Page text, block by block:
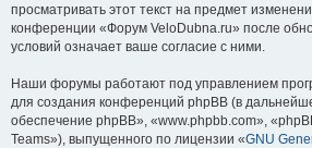
просматривать этот текст на предмет
конференции «Форум VeloDubna.ru» после
условий означает ваше согласие с ними.
Наши форумы работают под управлением
для создания конференций phpBB (в
обеспечение phpBB», «www.phpbb.com»,
Teams»), выпущенного по лицензии «GNU